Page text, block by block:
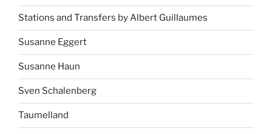
Stations and Transfers by Albert Guillaumes
Susanne Eggert
Susanne Haun
Sven Schalenberg
Taumelland